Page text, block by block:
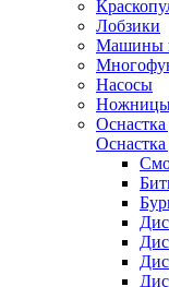
Лобзики
Машины
Насосы